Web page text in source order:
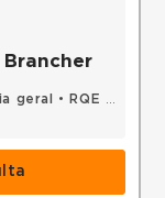
geral •
RQE 104304 - Cirurgia vascular